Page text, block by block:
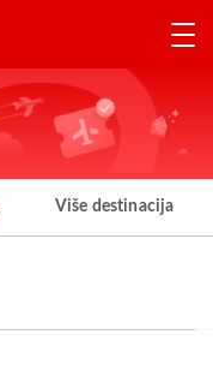
Više destinacija